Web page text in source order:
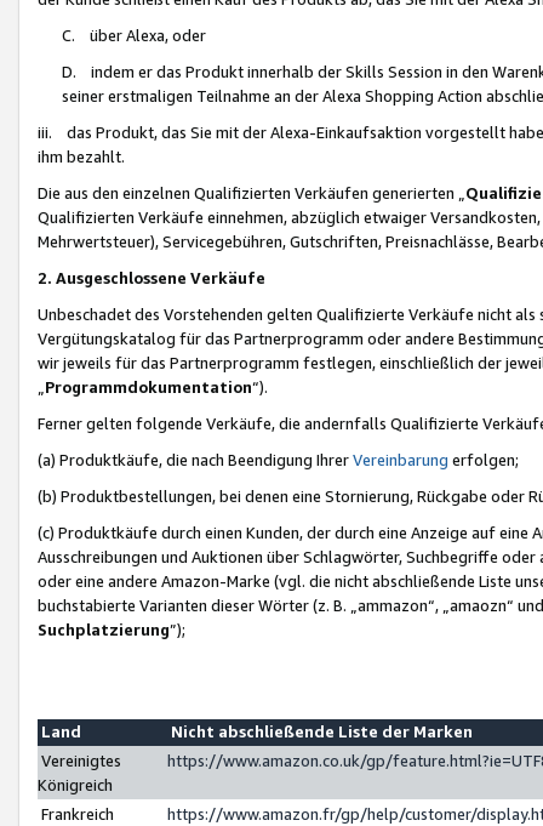
C. über Alexa, oder
D. indem er das Produkt innerhalb der Skills Session in den
seiner erstmaligen Teilnahme an der Alexa Shopping Action
iii. das Produkt, das Sie mit der Alexa-Einkaufsaktion vorgestellt
ihm bezahlt.
Die aus den einzelnen Qualifizierten Verkäufen generierten „
Qualifizierten Verkäufe einnehmen, abzüglich etwaiger
Mehrwertsteuer), Servicegebühren, Gutschriften, Preisnachlässe,
2. Ausgeschlossene Verkäufe
Unbeschadet des Vorstehenden gelten Qualifizierte Verkäufe nicht
Vergütungskatalog für das Partnerprogramm oder andere
wir jeweils für das Partnerprogramm festlegen, einschließlich der
Programmdokumentation“).
Ferner gelten folgende Verkäufe, die andernfalls Qualifizierte
(a) Produktkäufe, die nach Beendigung IhrerVereinbarung erfolgen;
(b) Produktbestellungen, bei denen eine Stornierung, Rückgabe oder
(c) Produktkäufe durch einen Kunden, der durch eine Anzeige auf
Ausschreibungen und Auktionen über Schlagwörter, Suchbegriffe
oder eine andere Amazon-Marke (vgl. die nicht abschließende Liste
buchstabierte Varianten dieser Wörter (z. B. „ammazon“, „amaozn“
Suchplatzierung”);
Land
Nicht abschließende Liste der Marken
Vereinigtes
Königreich
https://www.amazon.co.uk/gp/
Frankreich
https://www.amazon.fr/gp/help/customer/